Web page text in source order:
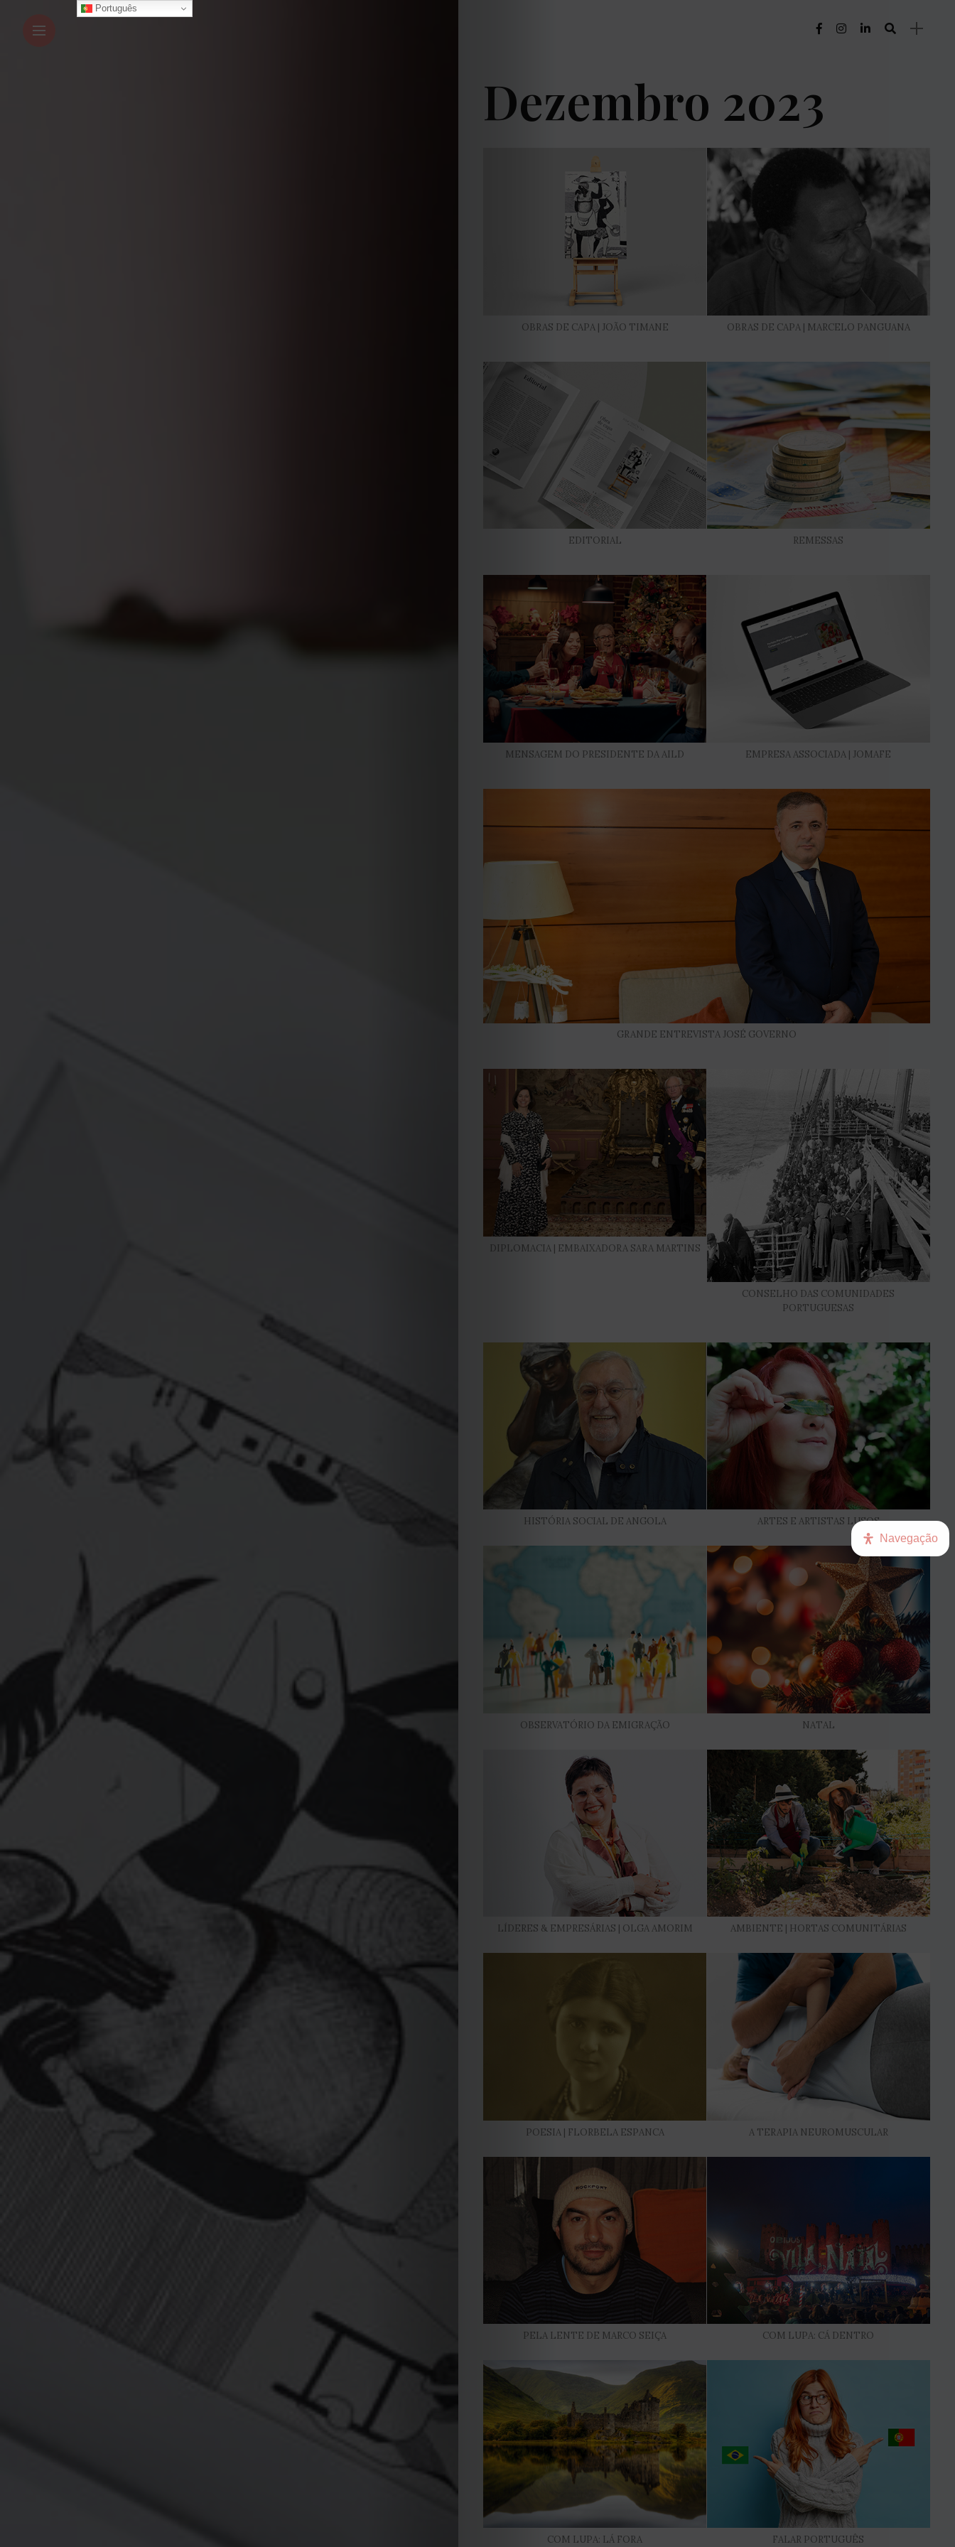
EDIÇÃO
JULHO
2026
2025
2024
2023
2022
2021
Obras
Contactos
Estatuto
Editorial
Política
de
Termos
Política
de
Cookies
Dezembro 2023
OBRAS DE CAPA | JOÃO TIMANE OBRAS DE CAPA | MARCELO PANGUANA
EDITORIAL REMESSAS
MENSAGEM DO PRESIDENTE DA AILD EMPRESA ASSOCIADA | JOMAFE
GRANDE ENTREVISTA JOSÉ GOVERNO
DIPLOMACIA | EMBAIXADORA SARA MARTINS
CONSELHO DAS COMUNIDADES
PORTUGUESAS
HISTÓRIA SOCIAL DE ANGOLA
OBSERVATÓRIO DA EMIGRAÇÃO
LÍDERES & EMPRESÁRIAS | OLGA AMORIM
POESIA | FLORBELA ESPANCA
PELA LENTE DE MARCO SEIÇA
COM LUPA: LÁ FORA
ARTES E ARTISTAS LUSOS
NATAL
AMBIENTE | HORTAS COMUNITÁRIAS
A TERAPIA NEUROMUSCULAR
COM LUPA: CÁ DENTRO
FALAR PORTUGUÊS
Português
Navegação